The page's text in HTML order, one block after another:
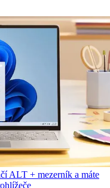
ALT + mezerník a máte